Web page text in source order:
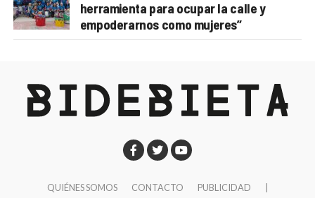
herramienta para ocupar la calle y
empoderarnos como mujeres”
QUIÉNES SOMOS CONTACTO PUBLICIDAD